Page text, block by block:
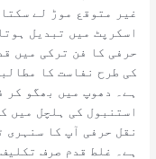
غیر متوقع موڑ لے
اسکرپٹ میں تبدیل
حرفی کا فن ترکی میں
کی طرح نفاست کا
ہے۔ دھوپ میں بھگو
استنبول کی ہلچل میں
نقل حرفی آپ کا سنہری
ہے۔ غلط قدم صرف